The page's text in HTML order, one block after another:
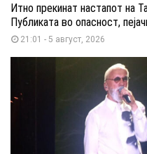
Итно прекинат настапот на
Публиката во опасност,
21:01 - 5 август, 2026